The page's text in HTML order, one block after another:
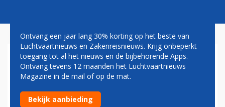
AVIANCA BREIDT UIT MET
VIJF NIEUWE
INTERNATIONALE ROUTES
Ontvang een jaar lang 30% korting op het beste van
Luchtvaartnieuws en Zakenreisnieuws. Krijg onbeperkt
toegang tot al het nieuws en de bijbehorende Apps.
Ontvang tevens 12 maanden het Luchtvaartnieuws
Magazine in de mail of op de mat.
Bekijk aanbieding